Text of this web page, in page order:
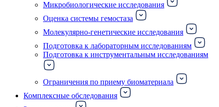
Микробиологические исследования
Оценка системы гемостаза
Молекулярно-генетические исследования
Подготовка к лабораторным исследованиям
Подготовка к инструментальным исследованиям
Ограничения по приему биоматериала
Комплексные обследования